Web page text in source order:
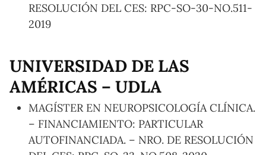
RESOLUCIÓN DEL CES: RPC-SO-30-NO.511-
2019
UNIVERSIDAD DE LAS
AMÉRICAS – UDLA
MAGÍSTER EN NEUROPSICOLOGÍA CLÍNICA.
– FINANCIAMIENTO: PARTICULAR
AUTOFINANCIADA. – NRO. DE RESOLUCIÓN